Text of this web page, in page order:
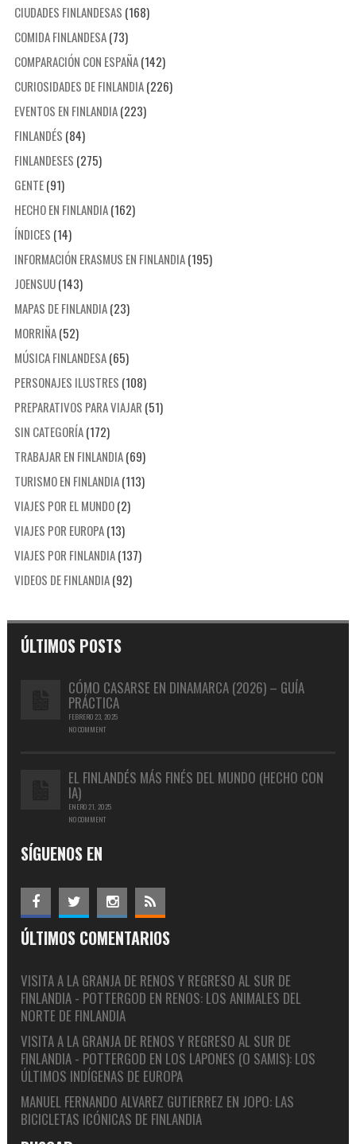
CIUDADES FINLANDESAS (168)
COMIDA FINLANDESA(73)
COMPARACIÓN CON ESPAÑA(142)
CURIOSIDADES DE FINLANDIA(226)
EVENTOS EN FINLANDIA(223)
FINLANDÉS (84)
FINLANDESES (275)
GENTE(91)
HECHO EN FINLANDIA(162)
ÍNDICES (14)
INFORMACIÓN ERASMUS EN FINLANDIA(195)
JOENSUU(143)
MAPAS DE FINLANDIA(23)
MORRIÑA(52)
MÚSICA FINLANDESA(65)
PERSONAJES ILUSTRES (108)
PREPARATIVOS PARA VIAJAR (51)
SIN CATEGORÍA(172)
TRABAJAR EN FINLANDIA(69)
TURISMO EN FINLANDIA(113)
VIAJES POR EL MUNDO(2)
VIAJES POR EUROPA(13)
VIAJES POR FINLANDIA(137)
VIDEOS DE FINLANDIA(92)
ÚLTIMOS POSTS
CÓMO CASARSE EN DINAMARCA (2026) – GUÍA
PRÁCTICA
FEBRERO 23, 2025
NO COMMENT
EL FINLANDÉS MÁS FINÉS DEL MUNDO (HECHO CON
IA)
ENERO 21, 2025
NO COMMENT
SÍGUENOS EN
ÚLTIMOS COMENTARIOS
VISITA A LA GRANJA DE RENOS Y REGRESO AL SUR DE
FINLANDIA - POTTERGOD EN RENOS: LOS ANIMALES DEL
NORTE DE FINLANDIA
VISITA A LA GRANJA DE RENOS Y REGRESO AL SUR DE
FINLANDIA - POTTERGOD EN LOS LAPONES (O SAMIS): LOS
ÚLTIMOS INDÍGENAS DE EUROPA
MANUEL FERNANDO ALVAREZ GUTIERREZ EN JOPO: LAS
BICICLETAS ICÓNICAS DE FINLANDIA